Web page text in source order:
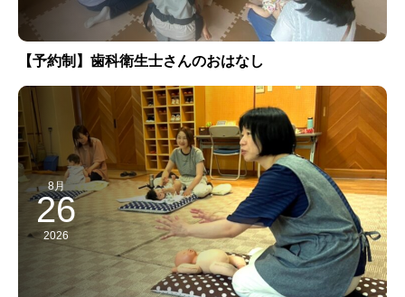
【予約制】歯科衛生士さんのおはなし
8月
26
2026